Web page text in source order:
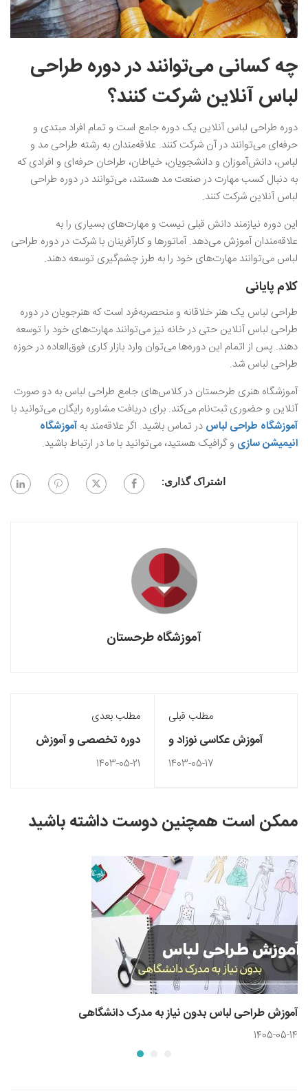
چه کسانی می‌توانند در دوره طراحی
لباس آنلاین شرکت کنند؟
دوره طراحی لباس آنلاین یک دوره جامع است و تمام افراد مبتدی و
حرفه‌ای می‌توانند در آن شرکت کنند. علاقه‌مندان به رشته طراحی مد و
لباس، دانش‌آموزان و دانشجویان، خیاطان، طراحان حرفه‌ای و افرادی که
به دنبال کسب مهارت در صنعت مد هستند، می‌توانند در دوره طراحی
لباس آنلاین شرکت کنند.
این دوره نیازمند دانش قبلی نیست و مهارت‌های بسیاری را به
علاقه‌مندان آموزش می‌دهد. آماتورها و کارآفرینان با شرکت در دوره طراحی
لباس می‌توانند مهارت‌های خود را به طرز چشم‌گیری توسعه دهند.
کلام پایانی
طراحی لباس یک هنر خلاقانه و منحصربه‌فرد است که هنرجویان در دوره
طراحی لباس آنلاین حتی در خانه نیز می‌توانند مهارت‌های خود را توسعه
دهند. پس از اتمام این دوره‌ها می‌توان وارد بازار کاری فوق‌العاده در حوزه
طراحی لباس شد.
آموزشگاه هنری طرحستان در کلاس‌های جامع طراحی لباس به دو صورت
آنلاین و حضوری ثبت‌نام می‌کند. برای دریافت مشاوره رایگان می‌توانید با
آموزشگاه طراحی لباس در تماس باشید. اگر علاقه‎‌مند به
آموزشگاه
انیمیشن سازی و گرافیک هستید، می‌توانید با ما در ارتباط باشید.
اشتراک گذاری:
آموزشگاه طرحستان
مطلب قبلی
آموزش عکاسی نوزاد و
نکات کاربردی آن
1403-05-17
مطلب بعدی
دوره تخصصی و آموزش
طراحی لباس دیجیتال با
1403-05-21
ممکن است همچنین دوست داشته باشید
آموزش طراحی لباس بدون نیاز به مدرک دانشگاهی
1405-05-14